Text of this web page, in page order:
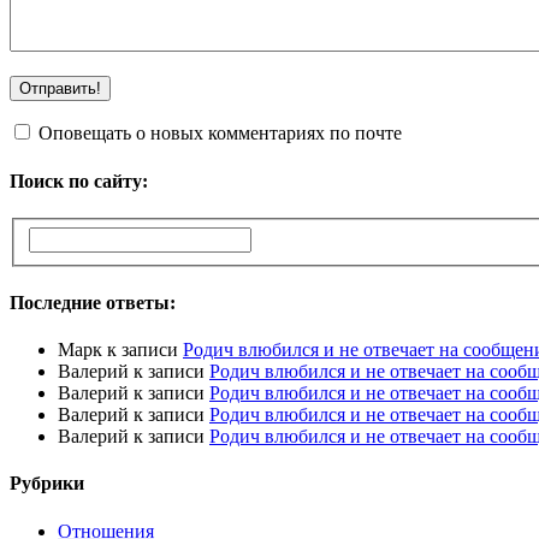
Оповещать о новых комментариях по почте
Поиск по сайту:
Последние ответы:
Марк к записи Родич влюбился и не отвечает на
Валерий к записи Родич влюбился и не отвечает на
Валерий к записи Родич влюбился и не отвечает на
Валерий к записи Родич влюбился и не отвечает на
Валерий к записи Родич влюбился и не отвечает на
Рубрики
Отношения